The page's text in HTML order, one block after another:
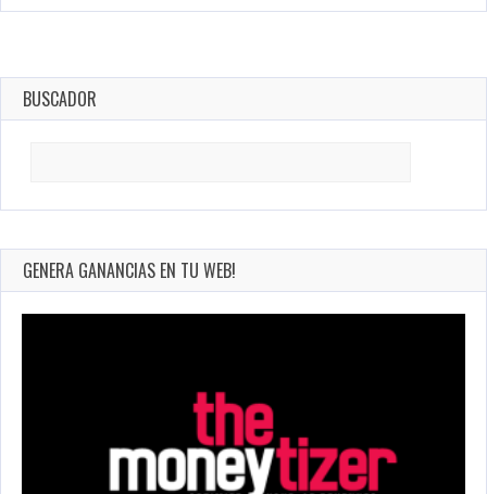
BUSCADOR
GENERA GANANCIAS EN TU WEB!